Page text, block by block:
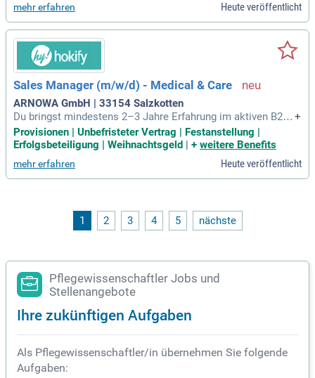
eutende Kunden, darunter öffentliche Einrichtungen und Ges
undheitsorganisationen. Profitieren Sie von einem professio
nellen und kollegialen Umfeld, das durch hohe technische E
xpertise geprägt ist. Arbeiten Sie an spannenden Themen wi
e Networking, Cybersecurity und digitale Resilienz. Prägen S
ie aktiv Public- und Healthcare-Kampagnen sowie strategisc
he Marktansätze mit. Genießen Sie hybrides Arbeiten und m
oderne Tools, während Eigenverantwortung und Teamarbeit
im Mittelpunkt stehen.
mehr erfahren Heute veröffentlicht
Sales Manager (m/w/d) - Medical & Care
ARNOWA GmbH | 33154 Salzkotten
Du bringst mindestens 2–3 Jahre Erfahrung im aktiven B2B-
Vertrieb mit – idealerweise im Medical- oder Pflegesektor.
Du denkst in Umsätzen, Potenzialen und Abschlüssen und v
+
Provisionen | Unbefristeter Vertrag | Festanstellung |
Erfolgsbeteiligung | Weihnachtsgeld
+ weitere Benefits
mehr erfahren Heute veröffentlicht
1 2 3 4 5 nächste
Pflegewissenschaftler Jobs und
Stellenangebote
Ihre zukünftigen Aufgaben
Als Pflegewissenschaftler/in übernehmen Sie folgende
Aufgaben: